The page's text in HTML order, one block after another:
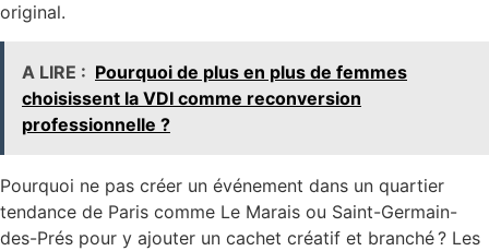
original.
A LIRE : Pourquoi de plus en plus de femmes
choisissent la VDI comme reconversion
professionnelle ?
Pourquoi ne pas créer un événement dans un quartier
tendance de Paris comme Le Marais ou Saint-Germain-
des-Prés pour y ajouter un cachet créatif et branché ? Les